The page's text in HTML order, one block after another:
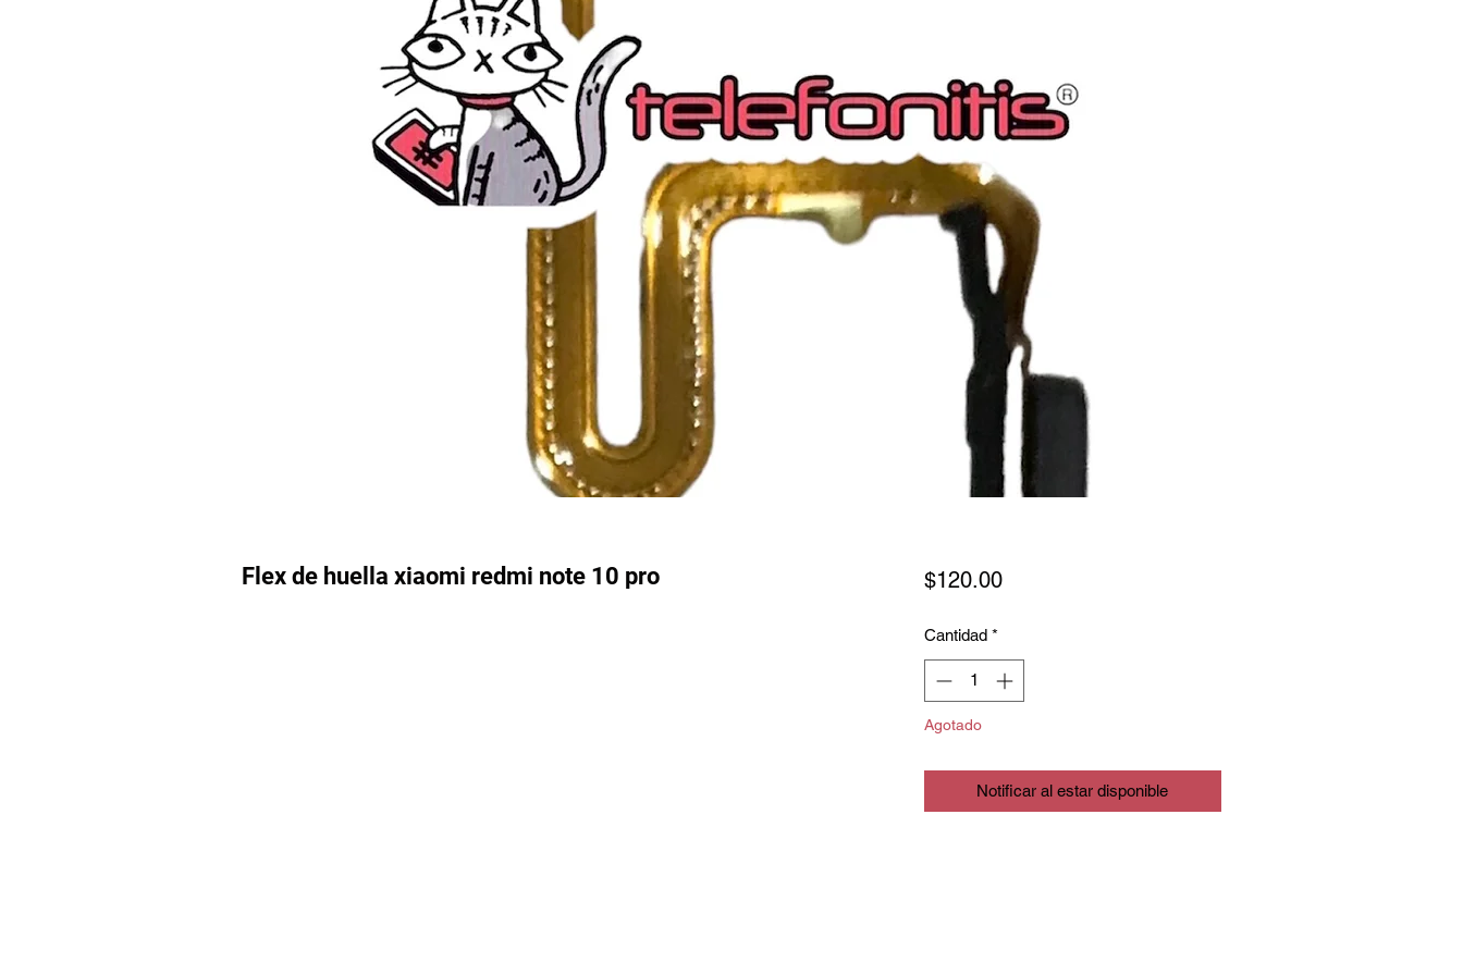
Flex de huella xiaomi redmi note 10 pro $120.00Precio
Cantidad *
Agotado
Notificar al estar disponible